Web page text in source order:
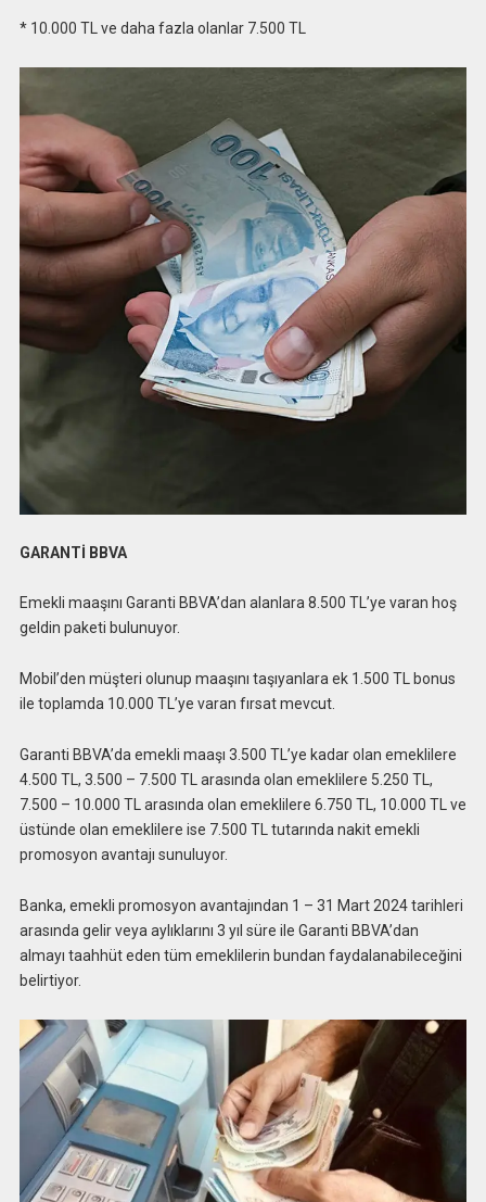
* 10.000 TL ve daha fazla olanlar 7.500 TL
GARANTİ BBVA
Emekli maaşını Garanti BBVA’dan alanlara 8.500 TL’ye varan hoş
geldin paketi bulunuyor.
Mobil’den müşteri olunup maaşını taşıyanlara ek 1.500 TL bonus
ile toplamda 10.000 TL’ye varan fırsat mevcut.
Garanti BBVA’da emekli maaşı 3.500 TL’ye kadar olan emeklilere
4.500 TL, 3.500 – 7.500 TL arasında olan emeklilere 5.250 TL,
7.500 – 10.000 TL arasında olan emeklilere 6.750 TL, 10.000 TL ve
üstünde olan emeklilere ise 7.500 TL tutarında nakit emekli
promosyon avantajı sunuluyor.
Banka, emekli promosyon avantajından 1 – 31 Mart 2024 tarihleri
arasında gelir veya aylıklarını 3 yıl süre ile Garanti BBVA’dan
almayı taahhüt eden tüm emeklilerin bundan faydalanabileceğini
belirtiyor.